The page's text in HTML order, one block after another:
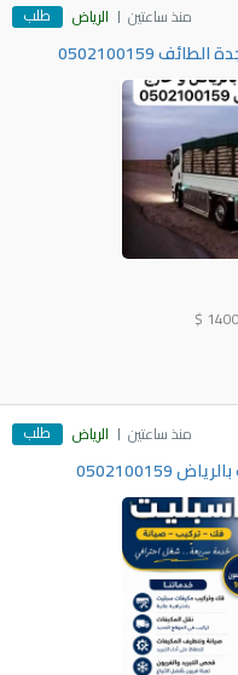
منذ ساعتين الرياض طلب
0502100159
1400
$
منذ ساعتين الرياض طلب